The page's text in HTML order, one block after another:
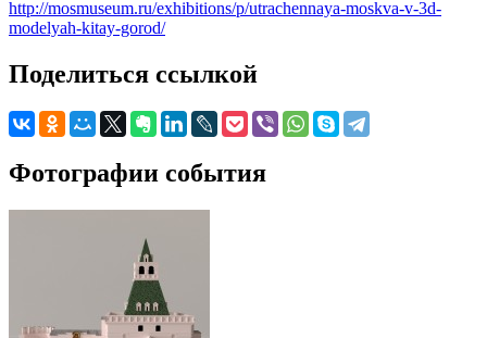
http://mosmuseum.ru/exhibitions/p/utrachennaya-moskva-v-3d-
modelyah-kitay-gorod/
Поделиться ссылкой
Фотографии события